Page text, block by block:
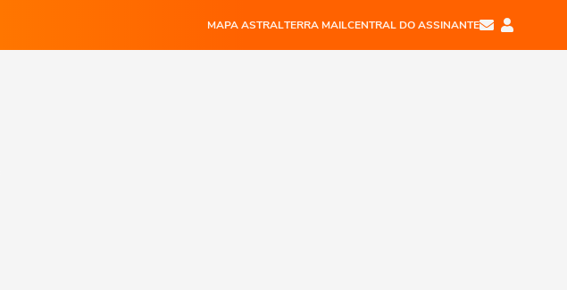
MAPA ASTRALTERRA MAILCENTRAL DO ASSINANTE